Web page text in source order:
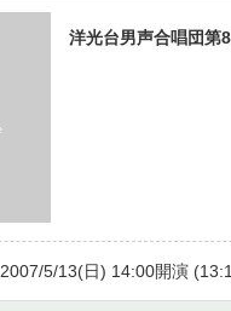
洋光台男声合唱団第
2007/5/13(日) 14:00開演 (